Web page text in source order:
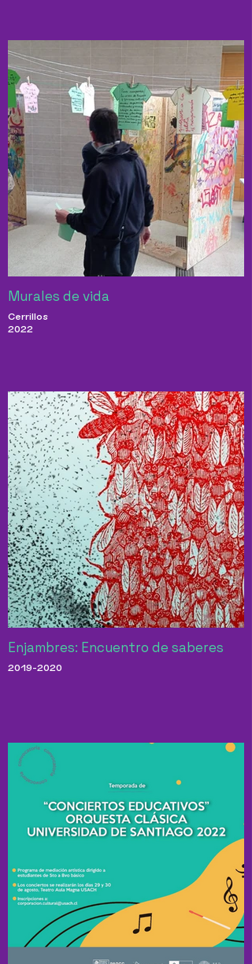
Murales de vida
Cerrillos
2022
Enjambres: Encuentro de saberes
2019-2020